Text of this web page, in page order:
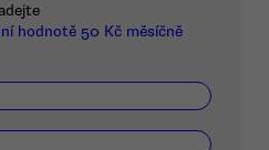
hodnotě 50 Kč měsíčně